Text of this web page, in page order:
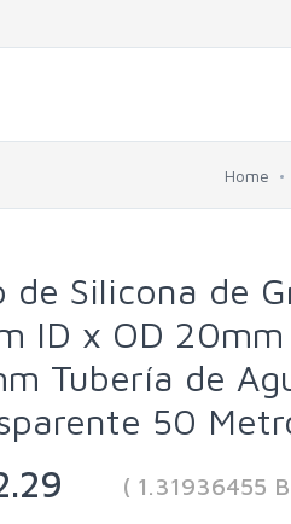
Home
de Silicona de
ID x OD
Tubería de
50
( 1.31936455